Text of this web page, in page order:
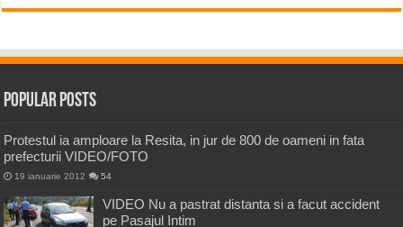
Popular Posts
Protestul ia amploare la Resita, in jur de 800 de oameni in fata
prefecturii VIDEO/FOTO
19 ianuarie 2012 54
VIDEO Nu a pastrat distanta si a facut accident
pe Pasajul Intim